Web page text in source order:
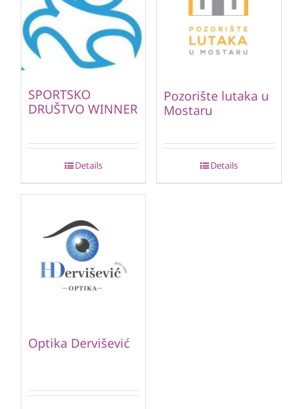
SPORTSKO
DRUŠTVO WINNER
Details
Pozorište lutaka u
Mostaru
Details
Optika Dervišević